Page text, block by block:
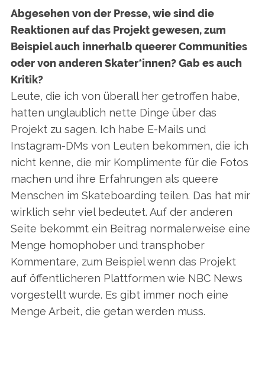
Abgesehen von der Presse, wie sind die
Reaktionen auf das Projekt gewesen, zum
Beispiel auch innerhalb queerer Communities
oder von anderen Skater*innen? Gab es auch
Kritik?
Leute, die ich von überall her getroffen habe,
hatten unglaublich nette Dinge über das
Projekt zu sagen. Ich habe E-Mails und
Instagram-DMs von Leuten bekommen, die ich
nicht kenne, die mir Komplimente für die Fotos
machen und ihre Erfahrungen als queere
Menschen im Skateboarding teilen. Das hat mir
wirklich sehr viel bedeutet. Auf der anderen
Seite bekommt ein Beitrag normalerweise eine
Menge homophober und transphober
Kommentare, zum Beispiel wenn das Projekt
auf öffentlicheren Plattformen wie NBC News
vorgestellt wurde. Es gibt immer noch eine
Menge Arbeit, die getan werden muss.